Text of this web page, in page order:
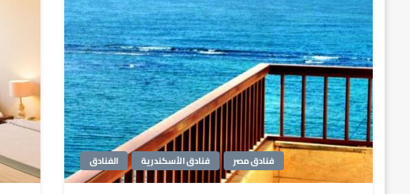
الفنادق فنادق الأسكندرية فنادق مصر